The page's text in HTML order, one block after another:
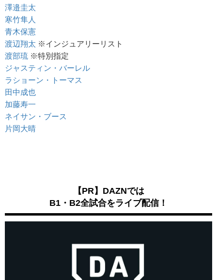
澤邉圭太
寒竹隼人
青木保憲
渡辺翔太 ※インジュアリーリスト
渡部琉 ※特別指定
ジャスティン・バーレル
ラショーン・トーマス
田中成也
加藤寿一
ネイサン・ブース
片岡大晴
【PR】DAZNでは
B1・B2全試合をライブ配信！